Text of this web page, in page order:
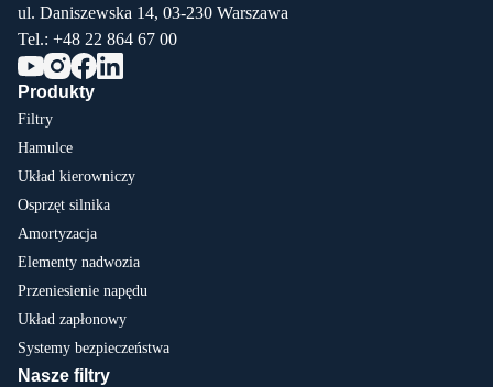
ul. Daniszewska 14, 03-230 Warszawa
Tel.: +48 22 864 67 00
Produkty
Filtry
Hamulce
Układ kierowniczy
Osprzęt silnika
Amortyzacja
Elementy nadwozia
Przeniesienie napędu
Układ zapłonowy
Systemy bezpieczeństwa
Nasze filtry